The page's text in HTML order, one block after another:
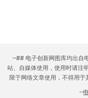
--## 电子创新网图库均出自
站、自媒体使用，使用时请注
限于网络文章使用，不得用
--